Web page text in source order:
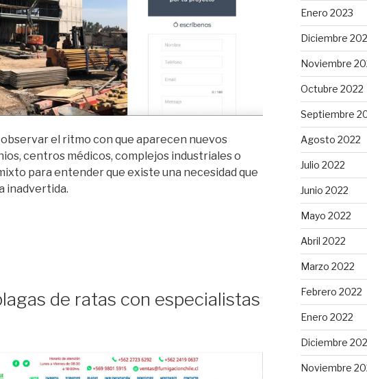
el ritmo con que aparecen nuevos
centros médicos, complejos industriales o
para entender que existe una necesidad que
inadvertida.
de ratas con especialistas
Enero 2023
Diciembre
Noviembre
Octubre 2022
Septiembre
Agosto 2022
Julio 2022
Junio 2022
Mayo 2022
Abril 2022
Marzo 2022
Febrero 2022
Enero 2022
Diciembre
Noviembre